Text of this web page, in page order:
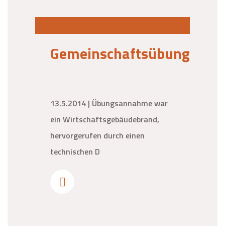
Gemeinschaftsübung
13.5.2014 | Übungsannahme war
ein Wirtschaftsgebäudebrand,
hervorgerufen durch einen
technischen D